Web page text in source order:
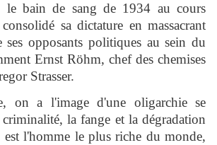
le bain de sang de 1934 au cours
sa dictature en massacrant
ses opposants politiques au sein du
Ernst Röhm, chef des chemises
Strasser.
on a l'image d'une oligarchie se
la fange et la dégradation
l'homme le plus riche du monde,